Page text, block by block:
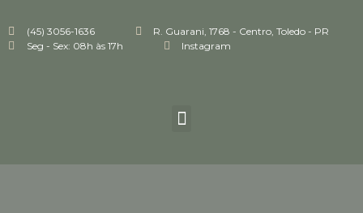
(45) 3056-1636
R. Guarani, 1768 - Centro, Toledo - PR
Seg - Sex: 08h às 17h
Instagram